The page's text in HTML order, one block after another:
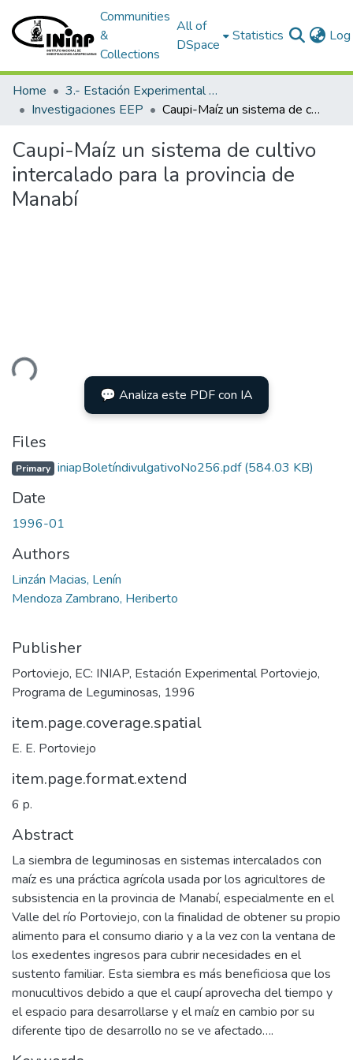
Communities
&
Collections
All of
DSpace
Statistics
Home
3.- Estación Experimental Portoviejo
Investigaciones EEP
Caupi-Maíz un sistema de cultivo intercalado para la provincia de Manabí
Caupi-Maíz un sistema de cultivo
intercalado para la provincia de
Manabí
💬 Analiza este PDF con IA
Files
Primary iniapBoletíndivulgativoNo256.pdf(584.03 KB)
Date
1996-01
Authors
Linzán Macias, Lenín
Mendoza Zambrano, Heriberto
Publisher
Portoviejo, EC: INIAP, Estación Experimental Portoviejo,
Programa de Leguminosas, 1996
item.page.coverage.spatial
E. E. Portoviejo
item.page.format.extend
6 p.
Abstract
La siembra de leguminosas en sistemas intercalados con
maíz es una práctica agrícola usada por los agricultores de
subsistencia en la provincia de Manabí, especialmente en el
Valle del río Portoviejo, con la finalidad de obtener su propio
alimento para el consumo diario y a la vez con la ventana de
los exedentes ingresos para cubrir necesidades en el
sustento familiar. Esta siembra es más beneficiosa que los
monucultivos debido a que el caupí aprovecha del tiempo y
el espacio para desarrollarse y el maíz en cambio por su
diferente tipo de desarrollo no se ve afectado….